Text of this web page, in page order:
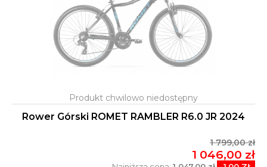
Rower Górski ROMET RAMBLER R6.0 JR 2024
1 799,00 zł
1 046,00 zł